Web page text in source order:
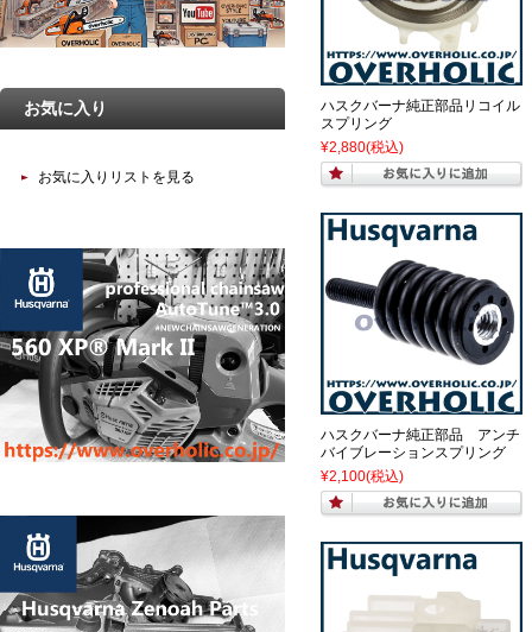
ハスクバーナ純正部品リコイル
スプリング
¥2,880(税込)
ハスクバーナ純正部品 アンチ
バイブレーションスプリング
¥2,100(税込)
お気に入り
お気に入りリストを見る